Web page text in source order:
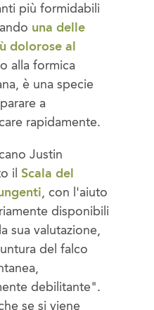
più formidabili
una delle
dolorose al
alla formica
è una specie
a
rapidamente.
Justin
il Scala del
, con l'aiuto
disponibili
sua valutazione,
del falco
debilitante".
se si viene